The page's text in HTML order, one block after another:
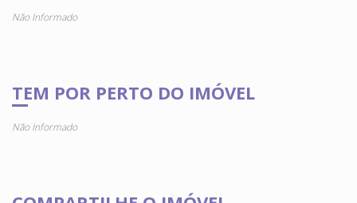
Não Informado
TEM POR PERTO DO IMÓVEL
Não Informado